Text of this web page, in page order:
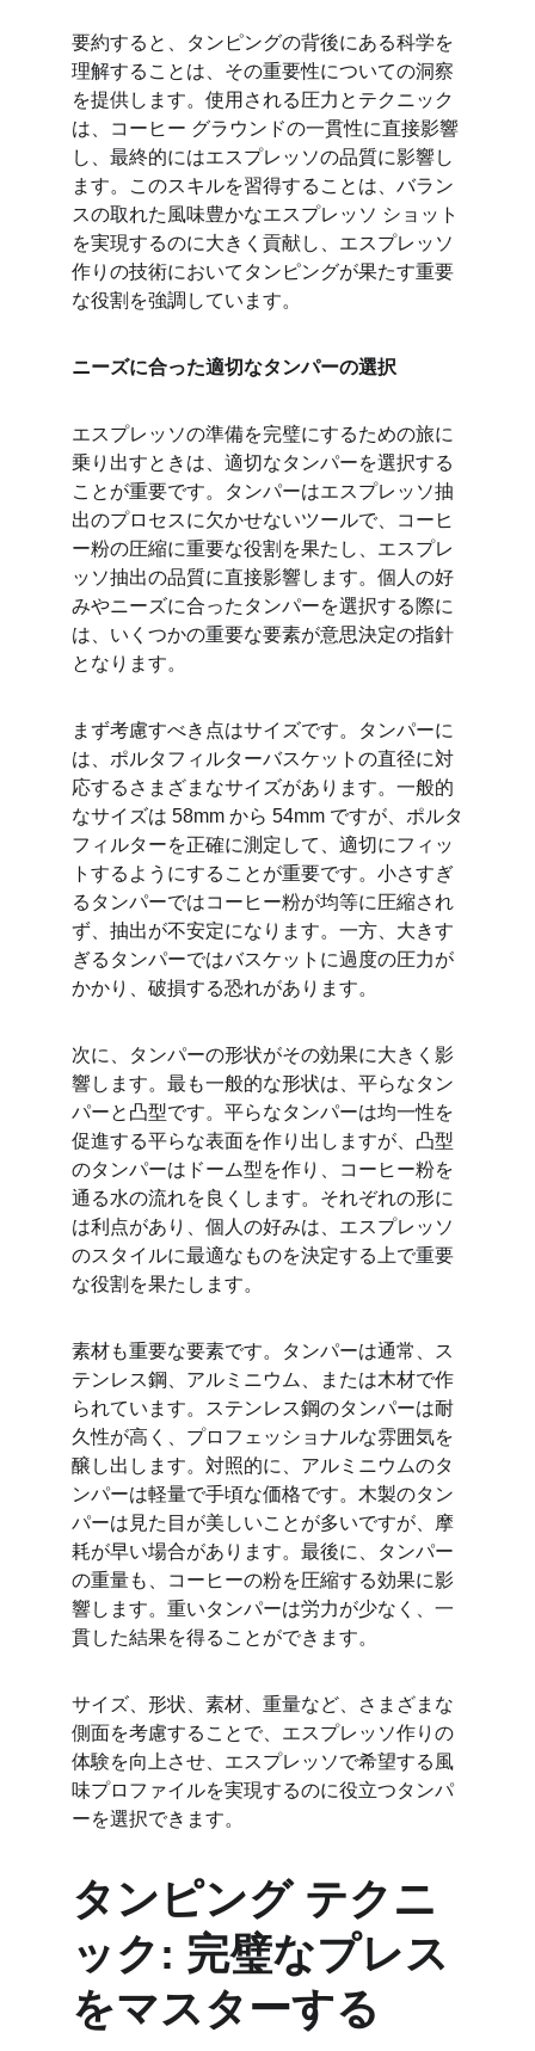
要約すると、タンピングの背後にある科学を
理解することは、その重要性についての洞察
を提供します。使用される圧力とテクニック
は、コーヒー グラウンドの一貫性に直接影響
し、最終的にはエスプレッソの品質に影響し
ます。このスキルを習得することは、バラン
スの取れた風味豊かなエスプレッソ ショット
を実現するのに大きく貢献し、エスプレッソ
作りの技術においてタンピングが果たす重要
な役割を強調しています。
ニーズに合った適切なタンパーの選択
エスプレッソの準備を完璧にするための旅に
乗り出すときは、適切なタンパーを選択する
ことが重要です。タンパーはエスプレッソ抽
出のプロセスに欠かせないツールで、コーヒ
ー粉の圧縮に重要な役割を果たし、エスプレ
ッソ抽出の品質に直接影響します。個人の好
みやニーズに合ったタンパーを選択する際に
は、いくつかの重要な要素が意思決定の指針
となります。
まず考慮すべき点はサイズです。タンパーに
は、ポルタフィルターバスケットの直径に対
応するさまざまなサイズがあります。一般的
なサイズは 58mm から 54mm ですが、ポルタ
フィルターを正確に測定して、適切にフィッ
トするようにすることが重要です。小さすぎ
るタンパーではコーヒー粉が均等に圧縮され
ず、抽出が不安定になります。一方、大きす
ぎるタンパーではバスケットに過度の圧力が
かかり、破損する恐れがあります。
次に、タンパーの形状がその効果に大きく影
響します。最も一般的な形状は、平らなタン
パーと凸型です。平らなタンパーは均一性を
促進する平らな表面を作り出しますが、凸型
のタンパーはドーム型を作り、コーヒー粉を
通る水の流れを良くします。それぞれの形に
は利点があり、個人の好みは、エスプレッソ
のスタイルに最適なものを決定する上で重要
な役割を果たします。
素材も重要な要素です。タンパーは通常、ス
テンレス鋼、アルミニウム、または木材で作
られています。ステンレス鋼のタンパーは耐
久性が高く、プロフェッショナルな雰囲気を
醸し出します。対照的に、アルミニウムのタ
ンパーは軽量で手頃な価格です。木製のタン
パーは見た目が美しいことが多いですが、摩
耗が早い場合があります。最後に、タンパー
の重量も、コーヒーの粉を圧縮する効果に影
響します。重いタンパーは労力が少なく、一
貫した結果を得ることができます。
サイズ、形状、素材、重量など、さまざまな
側面を考慮することで、エスプレッソ作りの
体験を向上させ、エスプレッソで希望する風
味プロファイルを実現するのに役立つタンパ
ーを選択できます。
タンピング テクニ
ック: 完璧なプレス
をマスターする